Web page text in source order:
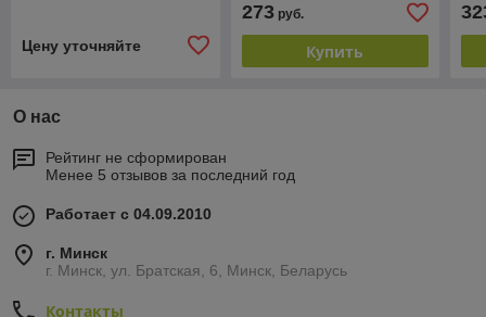
Цену уточняйте
273руб.
Купить
О нас
Рейтинг не сформирован
Менее 5 отзывов за последний год
Работает с 04.09.2010
г. Минск
г. Минск, ул. Братская, 6, Минск, Беларусь
Контакты